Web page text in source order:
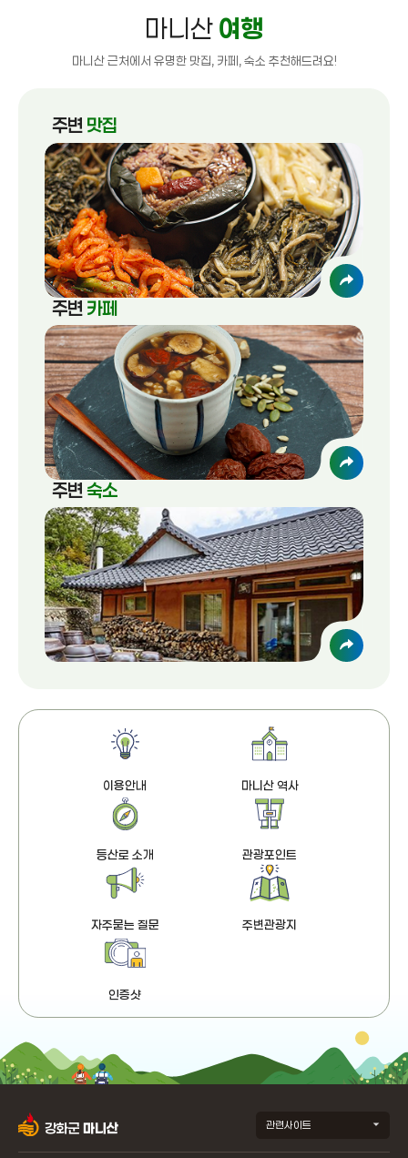
마니산 여행
마니산 근처에서 유명한 맛집, 카페, 숙소 추천해드려요!
주변 맛집
주변 카페
주변 숙소
이용안내 마니산 역사
등산로 소개 관광포인트
자주묻는 질문 주변관광지
인증샷
강화군 마니산 관련사이트